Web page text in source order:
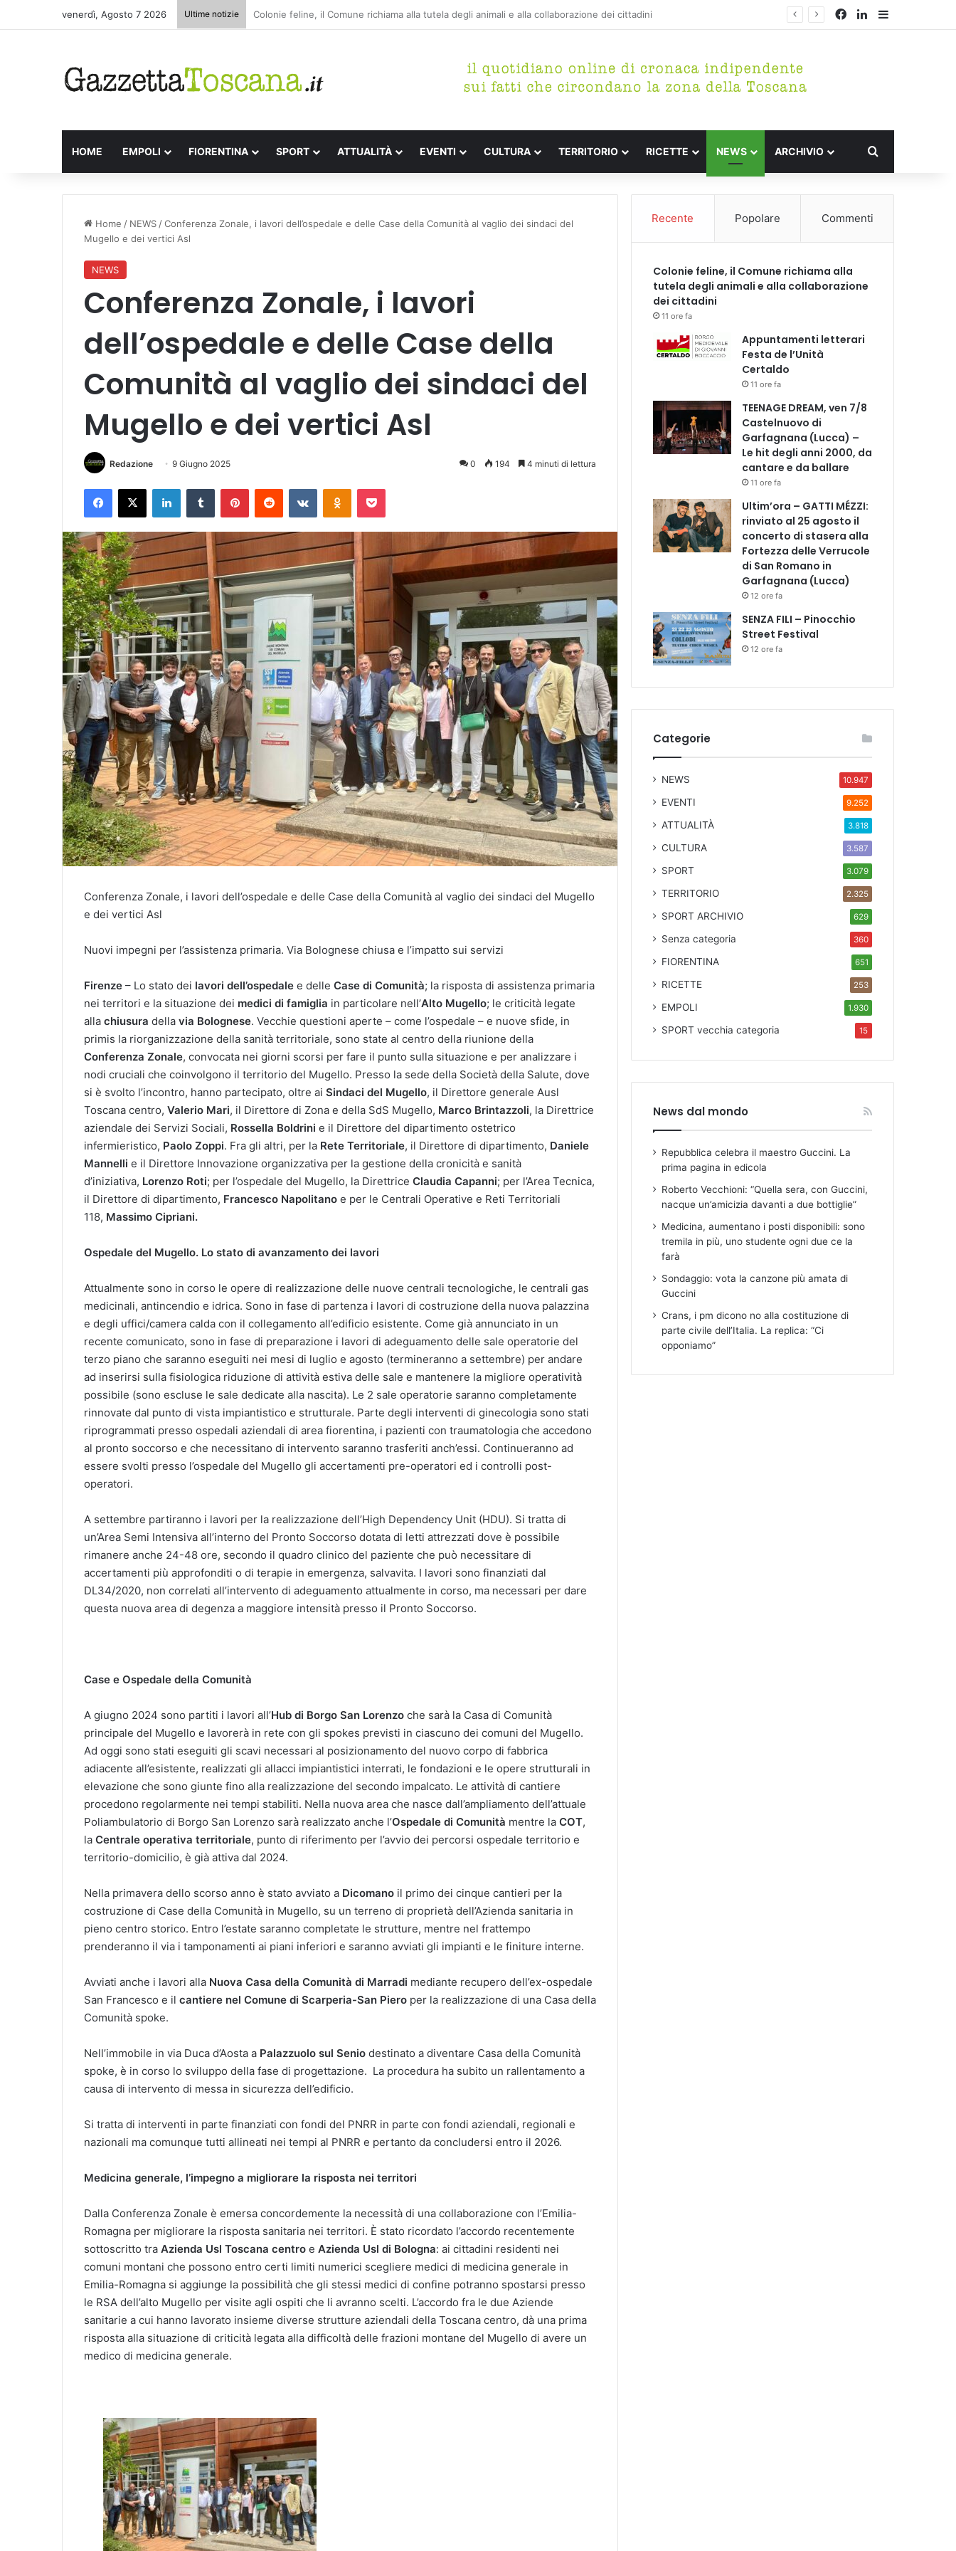
venerdì, Agosto 7 2026 Ultime notizie Appuntamenti letterari Festa de l’Unità Certaldo Facebook
LinkedIn
HOME EMPOLI FIORENTINA SPORT ATTUALITÀ EVENTI CULTURA TERRITORIO RICETTE NEWS ARCHIVIO
Home / NEWS /Conferenza Zonale, i lavori dell’ospedale e delle Case della Comunità al vaglio dei sindaci del
Mugello e dei vertici Asl
NEWS
Conferenza Zonale, i lavori
dell’ospedale e delle Case della
Comunità al vaglio dei sindaci del
Mugello e dei vertici Asl
Redazione 9 Giugno 2025 0 194 4 minuti di lettura
Conferenza Zonale, i lavori dell’ospedale e delle Case della Comunità al vaglio dei sindaci del Mugello
e dei vertici Asl
Nuovi impegni per l’assistenza primaria. Via Bolognese chiusa e l’impatto sui servizi
Firenze – Lo stato dei lavori dell’ospedale e delle Case di Comunità; la risposta di assistenza primaria
nei territori e la situazione dei medici di famiglia in particolare nell’Alto Mugello; le criticità legate
alla chiusura della via Bolognese. Vecchie questioni aperte – come l’ospedale – e nuove sfide, in
primis la riorganizzazione della sanità territoriale, sono state al centro della riunione della
Conferenza Zonale, convocata nei giorni scorsi per fare il punto sulla situazione e per analizzare i
nodi cruciali che coinvolgono il territorio del Mugello. Presso la sede della Società della Salute, dove
si è svolto l’incontro, hanno partecipato, oltre ai Sindaci del Mugello, il Direttore generale Ausl
Toscana centro, Valerio Mari, il Direttore di Zona e della SdS Mugello, Marco Brintazzoli, la Direttrice
aziendale dei Servizi Sociali, Rossella Boldrini e il Direttore del dipartimento ostetrico
infermieristico, Paolo Zoppi. Fra gli altri, per la Rete Territoriale, il Direttore di dipartimento, Daniele
Mannelli e il Direttore Innovazione organizzativa per la gestione della cronicità e sanità
d’iniziativa, Lorenzo Roti; per l’ospedale del Mugello, la Direttrice Claudia Capanni; per l’Area Tecnica,
il Direttore di dipartimento, Francesco Napolitano e per le Centrali Operative e Reti Territoriali
118, Massimo Cipriani.
Ospedale del Mugello. Lo stato di avanzamento dei lavori
Attualmente sono in corso le opere di realizzazione delle nuove centrali tecnologiche, le centrali gas
medicinali, antincendio e idrica. Sono in fase di partenza i lavori di costruzione della nuova palazzina
e degli uffici/camera calda con il collegamento all’edificio esistente. Come già annunciato in un
recente comunicato, sono in fase di preparazione i lavori di adeguamento delle sale operatorie del
terzo piano che saranno eseguiti nei mesi di luglio e agosto (termineranno a settembre) per andare
ad inserirsi sulla fisiologica riduzione di attività estiva delle sale e mantenere la migliore operatività
possibile (sono escluse le sale dedicate alla nascita). Le 2 sale operatorie saranno completamente
rinnovate dal punto di vista impiantistico e strutturale. Parte degli interventi di ginecologia sono stati
riprogrammati presso ospedali aziendali di area fiorentina, i pazienti con traumatologia che accedono
al pronto soccorso e che necessitano di intervento saranno trasferiti anch’essi. Continueranno ad
essere svolti presso l’ospedale del Mugello gli accertamenti pre-operatori ed i controlli post-
operatori.
A settembre partiranno i lavori per la realizzazione dell’High Dependency Unit (HDU). Si tratta di
un’Area Semi Intensiva all’interno del Pronto Soccorso dotata di letti attrezzati dove è possibile
rimanere anche 24-48 ore, secondo il quadro clinico del paziente che può necessitare di
accertamenti più approfonditi o di terapie in emergenza, salvavita. I lavori sono finanziati dal
DL34/2020, non correlati all’intervento di adeguamento attualmente in corso, ma necessari per dare
questa nuova area di degenza a maggiore intensità presso il Pronto Soccorso.
Case e Ospedale della Comunità
A giugno 2024 sono partiti i lavori all’Hub di Borgo San Lorenzo che sarà la Casa di Comunità
principale del Mugello e lavorerà in rete con gli spokes previsti in ciascuno dei comuni del Mugello.
Ad oggi sono stati eseguiti gli scavi necessari al posizionamento del nuovo corpo di fabbrica
adiacente all’esistente, realizzati gli allacci impiantistici interrati, le fondazioni e le opere strutturali in
elevazione che sono giunte fino alla realizzazione del secondo impalcato. Le attività di cantiere
procedono regolarmente nei tempi stabiliti. Nella nuova area che nasce dall’ampliamento dell’attuale
Poliambulatorio di Borgo San Lorenzo sarà realizzato anche l’Ospedale di Comunità mentre la COT,
la Centrale operativa territoriale, punto di riferimento per l’avvio dei percorsi ospedale territorio e
territorio-domicilio, è già attiva dal 2024.
Nella primavera dello scorso anno è stato avviato a Dicomano il primo dei cinque cantieri per la
costruzione di Case della Comunità in Mugello, su un terreno di proprietà dell’Azienda sanitaria in
pieno centro storico. Entro l’estate saranno completate le strutture, mentre nel frattempo
prenderanno il via i tamponamenti ai piani inferiori e saranno avviati gli impianti e le finiture interne.
Avviati anche i lavori alla Nuova Casa della Comunità di Marradi mediante recupero dell’ex-ospedale
San Francesco e il cantiere nel Comune di Scarperia-San Piero per la realizzazione di una Casa della
Comunità spoke.
Nell’immobile in via Duca d’Aosta a Palazzuolo sul Senio destinato a diventare Casa della Comunità
spoke, è in corso lo sviluppo della fase di progettazione. La procedura ha subito un rallentamento a
causa di intervento di messa in sicurezza dell’edificio.
Si tratta di interventi in parte finanziati con fondi del PNRR in parte con fondi aziendali, regionali e
nazionali ma comunque tutti allineati nei tempi al PNRR e pertanto da concludersi entro il 2026.
Medicina generale, l’impegno a migliorare la risposta nei territori
Dalla Conferenza Zonale è emersa concordemente la necessità di una collaborazione con l’Emilia-
Romagna per migliorare la risposta sanitaria nei territori. È stato ricordato l’accordo recentemente
sottoscritto tra Azienda Usl Toscana centro e Azienda Usl di Bologna: ai cittadini residenti nei
comuni montani che possono entro certi limiti numerici scegliere medici di medicina generale in
Emilia-Romagna si aggiunge la possibilità che gli stessi medici di confine potranno spostarsi presso
le RSA dell’alto Mugello per visite agli ospiti che li avranno scelti. L’accordo fra le due Aziende
sanitarie a cui hanno lavorato insieme diverse strutture aziendali della Toscana centro, dà una prima
risposta alla situazione di criticità legata alla difficoltà delle frazioni montane del Mugello di avere un
medico di medicina generale.
Recente Popolare Commenti
Colonie feline, il Comune richiama alla
tutela degli animali e alla collaborazione
dei cittadini
11 ore fa
Appuntamenti letterari
Festa de l’Unità
Certaldo
11 ore fa
TEENAGE DREAM, ven 7/8
Castelnuovo di
Garfagnana (Lucca) –
Le hit degli anni 2000, da
cantare e da ballare
11 ore fa
Ultim’ora – GATTI MÉZZI:
rinviato al 25 agosto il
concerto di stasera alla
Fortezza delle Verrucole
di San Romano in
Garfagnana (Lucca)
12 ore fa
SENZA FILI – Pinocchio
Street Festival
12 ore fa
Categorie
NEWS 10.947
EVENTI 9.252
ATTUALITÀ 3.818
CULTURA 3.587
SPORT 3.079
TERRITORIO 2.325
SPORT ARCHIVIO 629
Senza categoria 360
FIORENTINA 651
RICETTE 253
EMPOLI 1.930
SPORTvecchia categoria 15
News dal mondo
Repubblica celebra il maestro Guccini. La
prima pagina in edicola
Roberto Vecchioni: “Quella sera, con Guccini,
nacque un’amicizia davanti a due bottiglie”
Medicina, aumentano i posti disponibili: sono
tremila in più, uno studente ogni due ce la
farà
Sondaggio: vota la canzone più amata di
Guccini
Crans, i pm dicono no alla costituzione di
parte civile dell’Italia. La replica: “Ci
opponiamo”